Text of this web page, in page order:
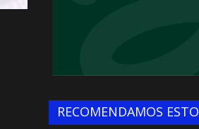
RECOMENDAMOS ESTO